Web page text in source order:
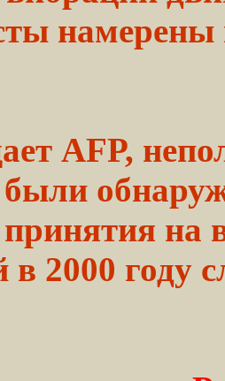
намерены
AFP,
были
принятия на
2000 году